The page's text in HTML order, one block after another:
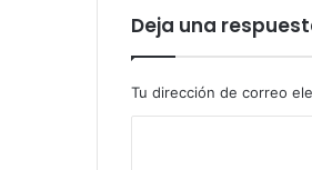
Deja una
Tu dirección de correo